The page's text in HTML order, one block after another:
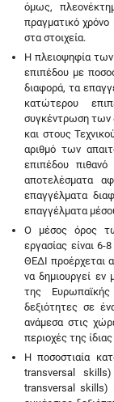
όμως,
πραγματικό χρόνο
στα στοιχεία.
Η πλειοψηφία
επιπέδου με
διαφορά, τα
κατώτερου
συγκέντρωση των
και στους
αριθμό των
επιπέδου
αποτελέσματα
επαγγέλματα
επαγγέλματα
Ο μέσος όρος
εργασίας είναι
ΘΕΔΙ προέρχεται
να δημιουργεί
της Ευρωπαϊκής
δεξιότητες σε
ανάμεσα στις
περιοχές της
Η ποσοστιαία
transversal
transversal skills)